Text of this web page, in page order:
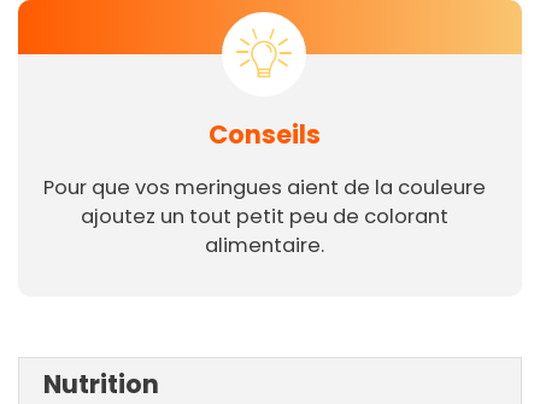
Conseils
Pour que vos meringues aient de la couleure
ajoutez un tout petit peu de colorant
alimentaire.
Nutrition